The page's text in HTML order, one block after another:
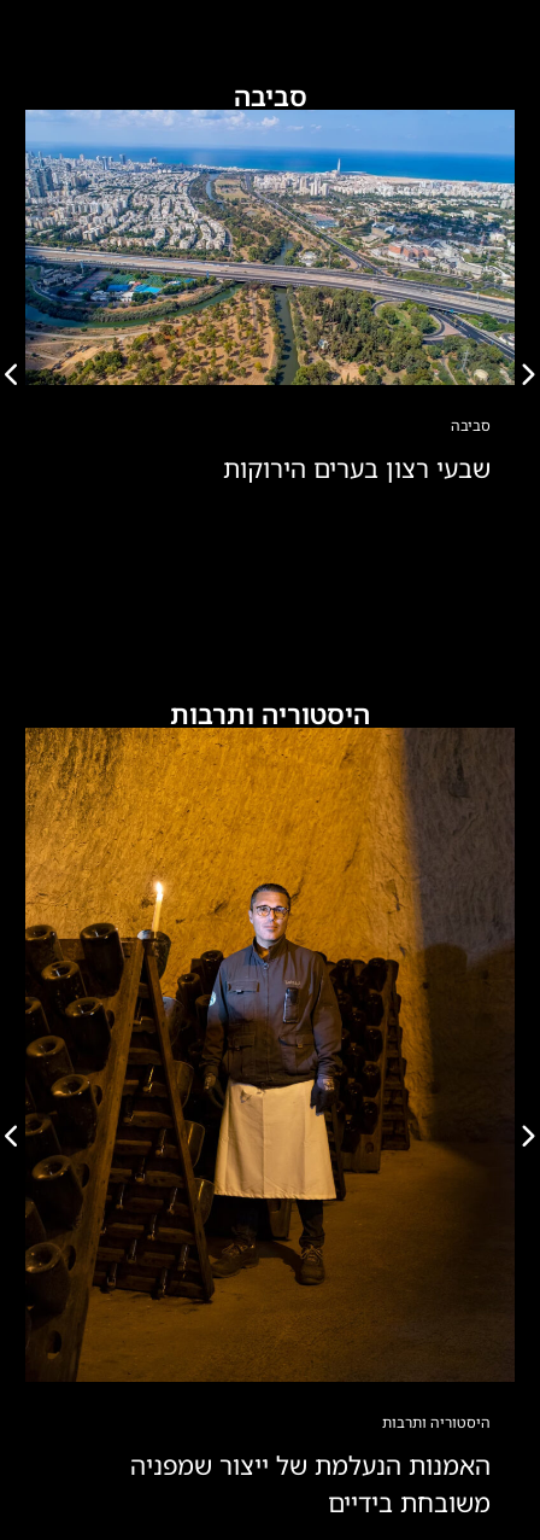
סביבה
סביבה
שבעי רצון בערים הירוקות
היסטוריה ותרבות
היסטוריה ותרבות
האמנות הנעלמת של ייצור שמפניה
משובחת בידיים